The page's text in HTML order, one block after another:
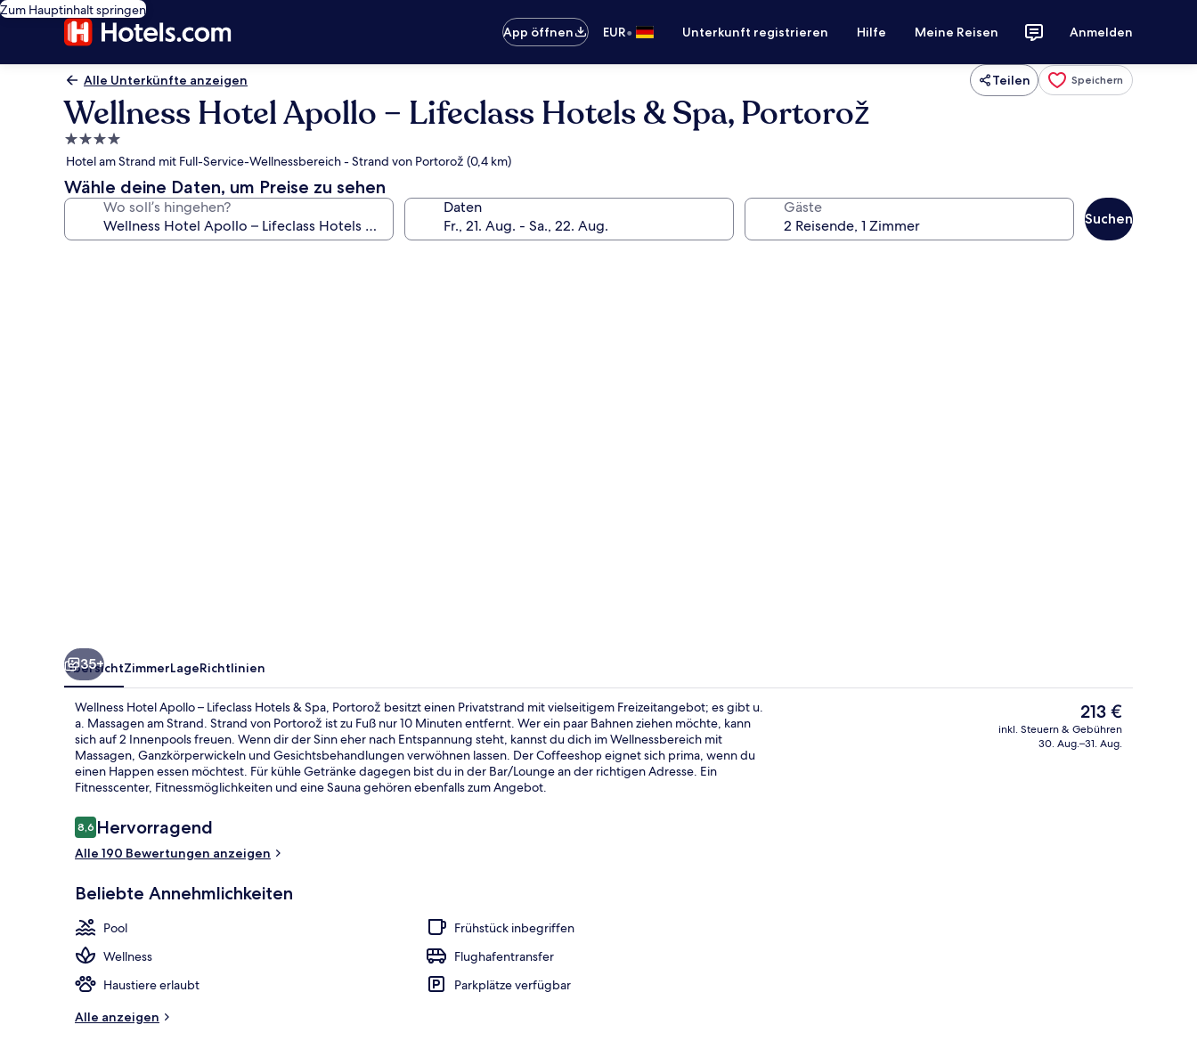
Zum Hauptinhalt springen
App öffnen
EUR• Unterkunft registrieren Hilfe Meine Reisen Anmelden
Alle Unterkünfte anzeigen Teilen Speichern
Wellness Hotel Apollo – Lifeclass Hotels & Spa, Portorož
4.0-
Sterne-
Unterkunft
Hotel am Strand mit Full-Service-Wellnessbereich - Strand von Portorož (0,4 km)
Wähle deine Daten, um Preise zu sehen
Wo soll’s hingehen? Daten Gäste
Suchen
Essen und Trinken
35+
ÜbersichtZimmerLageRichtlinien
Wellness Hotel Apollo – Lifeclass Hotels & Spa, Portorož besitzt einen Privatstrand mit vielseitigem Freizeitangebot; es gibt u.
a. Massagen am Strand. Strand von Portorož ist zu Fuß nur 10 Minuten entfernt. Wer ein paar Bahnen ziehen möchte, kann
sich auf 2 Innenpools freuen. Wenn dir der Sinn eher nach Entspannung steht, kannst du dich im Wellnessbereich mit
Massagen, Ganzkörperwickeln und Gesichtsbehandlungen verwöhnen lassen. Der Coffeeshop eignet sich prima, wenn du
einen Happen essen möchtest. Für kühle Getränke dagegen bist du in der Bar/Lounge an der richtigen Adresse. Ein
Fitnesscenter, Fitnessmöglichkeiten und eine Sauna gehören ebenfalls zum Angebot.
Bewertungen
8,68,6 von 10.
Hervorragend
Alle 190 Bewertungen anzeigen
Beliebte Annehmlichkeiten
Pool
Frühstück inbegriffen
Wellness
Flughafentransfer
Haustiere erlaubt
Parkplätze verfügbar
Alle anzeigen
Der
aktuelle
Preis
213 €
inkl. Steuern & Gebühren
30. Aug.–31. Aug.